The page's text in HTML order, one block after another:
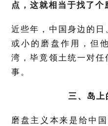
点，这就相当于找了个
近些年，中国身边的
或小的磨盘作用，但
湾，毕竟领土统一对
事。
三、岛上
磨盘主义本来是给中